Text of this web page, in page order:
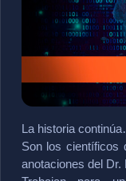
La historia
Son los científicos
anotaciones del Dr.